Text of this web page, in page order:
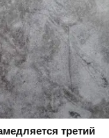
третий